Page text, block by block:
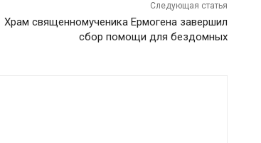
Следующая статья
Храм священномученика Ермогена завершил
сбор помощи для бездомных